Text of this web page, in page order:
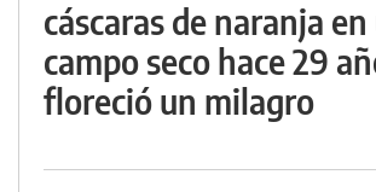
cáscaras de naranja en
campo seco hace 29
floreció un milagro